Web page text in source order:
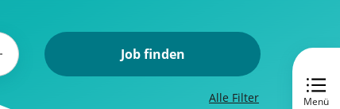
Job finden
Alle Filter Menü